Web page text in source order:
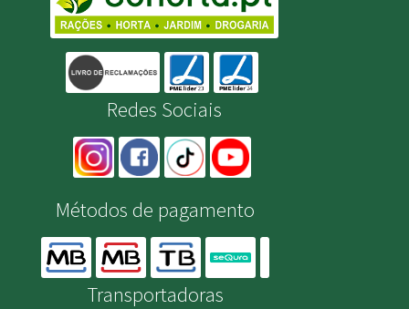
Redes Sociais
Métodos de pagamento
Transportadoras